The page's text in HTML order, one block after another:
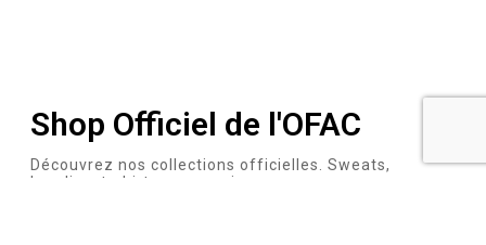
Shop Officiel de l'OFAC
Découvrez nos collections officielles. Sweats,
hoodies, t-shirts, accessoires…